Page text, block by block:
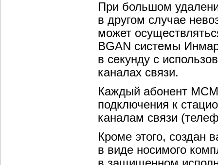
При большом
в другом случае
может
BGAN системы
в секунду с
каналах связи.
Каждый абонент
подключения к
каналам связи
Кроме этого, создан
в виде носимого